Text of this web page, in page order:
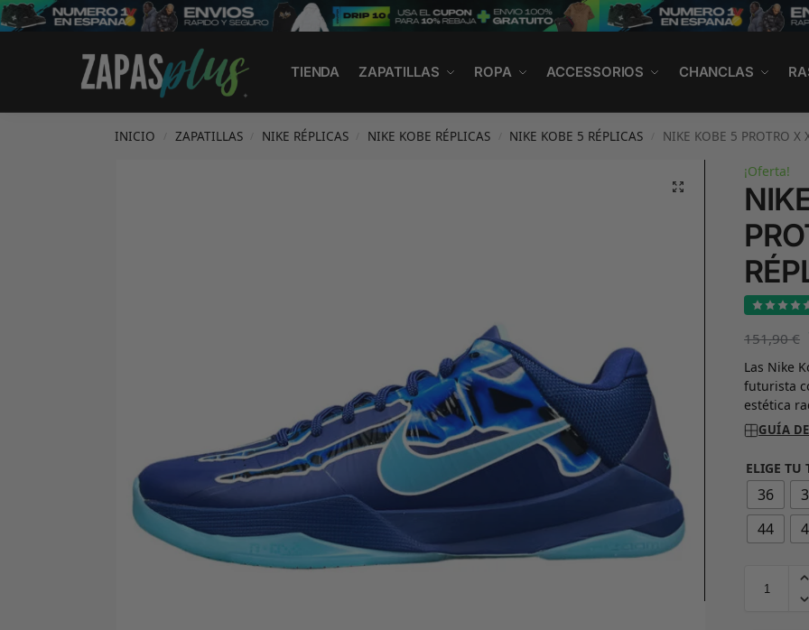
TIENDA ZAPATILLAS ROPA ACCESSORIOS CHANCLAS
Search
INICIO ZAPATILLAS NIKE RÉPLICAS NIKE KOBE RÉPLICAS NIKE KOBE 5 RÉPLICAS NIKE KOBE 5 PROTRO X
¡Oferta!
151,90€
Las Nike
futurista
estética
GUÍA
ELIGE TU
36
44